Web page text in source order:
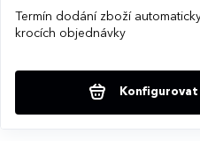
Termín dodání zboží
krocích objednávky